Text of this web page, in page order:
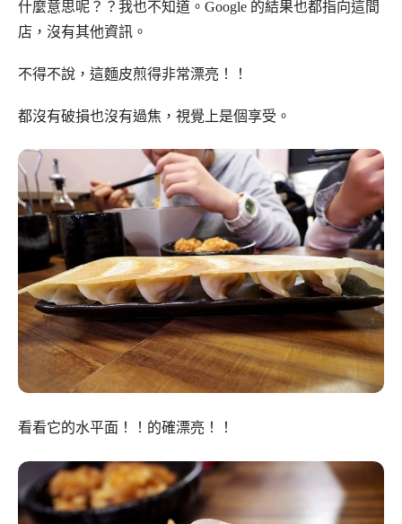
什麼意思呢？？我也不知道。Google 的結果也都指向這間
店，沒有其他資訊。
不得不說，這麵皮煎得非常漂亮！！
都沒有破損也沒有過焦，視覺上是個享受。
看看它的水平面！！的確漂亮！！